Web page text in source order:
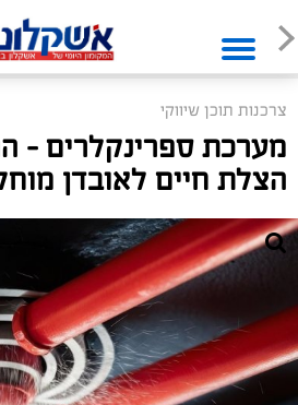
צרכנות תוכן שיווקי
מערכת ספרינקלרים -
הצלת חיים לאובדן